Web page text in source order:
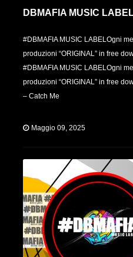
DBMAFIA MUSIC
#DBMAFIA MUSIC LABELOgni
produzioni “ORIGINAL” in free
#DBMAFIA MUSIC LABELOgni
produzioni “ORIGINAL” in free
– Catch Me
Maggio 09, 2025